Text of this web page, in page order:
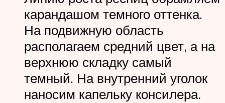
карандашом темного оттенка.
На подвижную область
располагаем средний цвет, а на
верхнюю складку самый
темный. На внутренний уголок
наносим капельку консилера.